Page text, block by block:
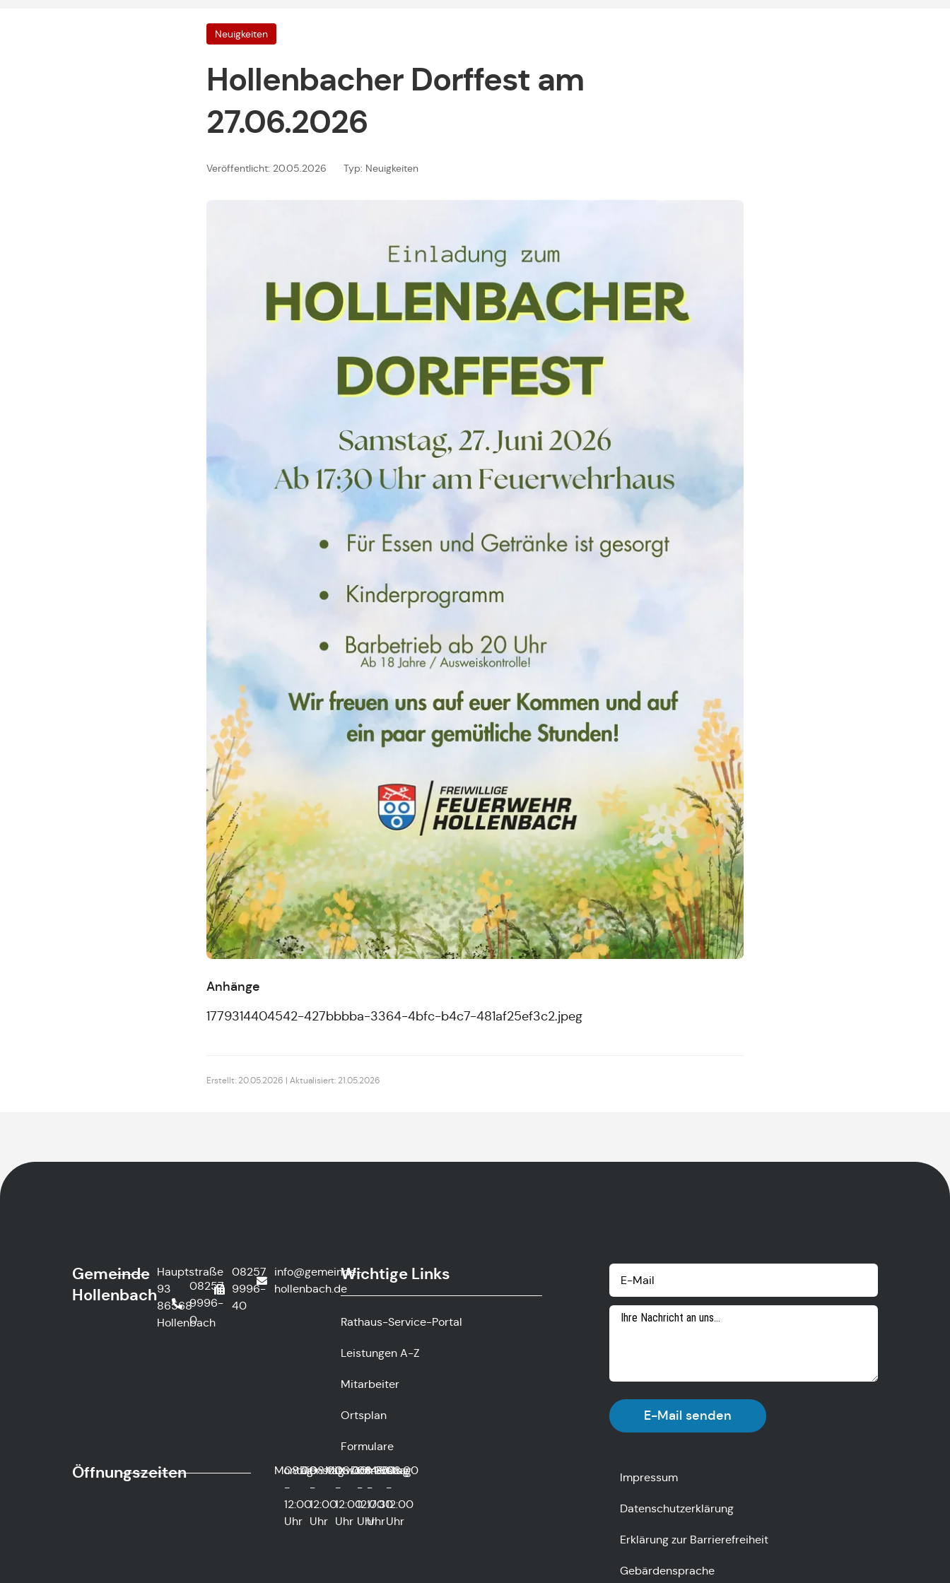
Neuigkeiten
Hollenbacher Dorffest am
27.06.2026
Veröffentlicht: 20.05.2026 Typ: Neuigkeiten
Anhänge
1779314404542-427bbbba-3364-4bfc-b4c7-481af25ef3c2.jpeg
Erstellt: 20.05.2026 | Aktualisiert: 21.05.2026
Gemeinde
Hollenbach
Hauptstraße
93
86568
Hollenbach
08257
9996-
0
08257
9996-
40
info@gemeinde-
hollenbach.de
Wichtige Links
Rathaus-Service-Portal
Leistungen A-Z
Mitarbeiter
Ortsplan
Formulare
E-Mail senden
Öffnungszeiten Montag
08:00
-
12:00
Uhr
Dienstag
08:00
-
12:00
Uhr
Mittwoch
08:00
-
12:00
Uhr
Donnerstag
08:00
-
12:00
Uhr
14:00
-
17:30
Uhr
Freitag
08:00
-
12:00
Uhr
Impressum
Datenschutzerklärung
Erklärung zur Barrierefreiheit
Gebärdensprache